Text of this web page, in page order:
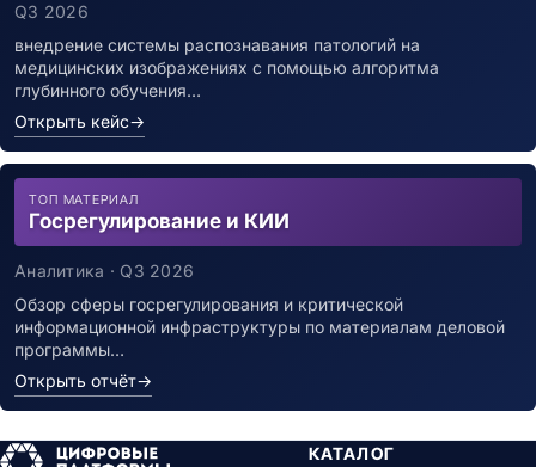
Q3 2026
внедрение системы распознавания патологий на
медицинских изображениях с помощью алгоритма
глубинного обучения…
Открыть кейс→
ТОП МАТЕРИАЛ
Госрегулирование и КИИ
Аналитика · Q3 2026
Обзор сферы госрегулирования и критической
информационной инфраструктуры по материалам деловой
программы…
Открыть отчёт→
КАТАЛОГ